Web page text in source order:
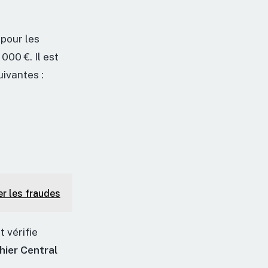
les
€. Il est
:
les fraudes
vérifie
Central